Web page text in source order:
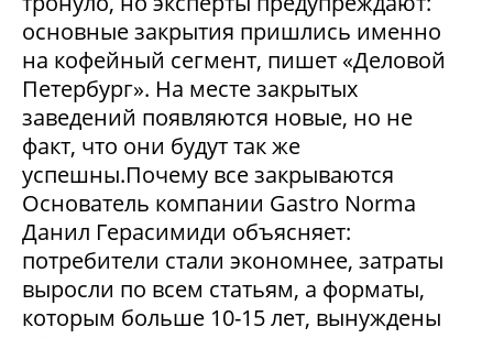
основные закрытия пришлись именно
на кофейный сегмент, пишет «Деловой
Петербург». На месте закрытых
заведений появляются новые, но не
факт, что они будут так же
успешны.Почему все закрываются
Основатель компании Gastro Norma
Данил Герасимиди объясняет:
потребители стали экономнее, затраты
выросли по всем статьям, а форматы,
которым больше 10-15 лет, вынуждены